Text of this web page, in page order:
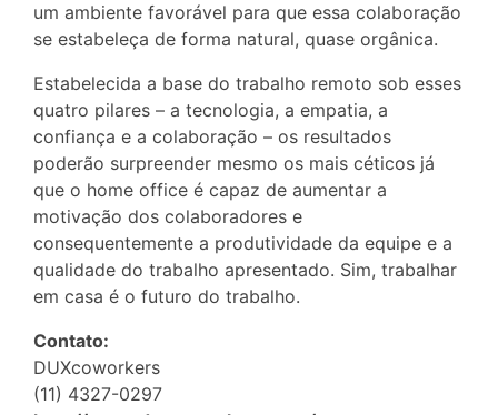
um ambiente favorável para que essa colaboração
se estabeleça de forma natural, quase orgânica.
Estabelecida a base do trabalho remoto sob esses
quatro pilares – a tecnologia, a empatia, a
confiança e a colaboração – os resultados
poderão surpreender mesmo os mais céticos já
que o home office é capaz de aumentar a
motivação dos colaboradores e
consequentemente a produtividade da equipe e a
qualidade do trabalho apresentado. Sim, trabalhar
em casa é o futuro do trabalho.
Contato:
DUXcoworkers
(11) 4327-0297